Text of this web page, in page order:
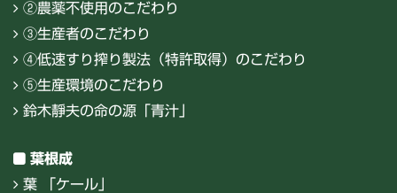
②農薬不使用のこだわり
③生産者のこだわり
④低速すり搾り製法（特許取得）のこだわり
⑤生産環境のこだわり
鈴木靜夫の命の源「青汁」
葉根成
葉 「ケール」